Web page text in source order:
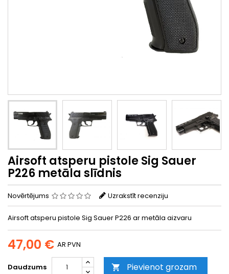
Airsoft atsperu pistole Sig Sauer
P226 metāla slīdnis
Novērtējums Uzrakstīt recenziju
Airsoft atsperu pistole Sig Sauer P226 ar metāla aizvaru
47,00 € AR PVN
Daudzums  Pievienot grozam